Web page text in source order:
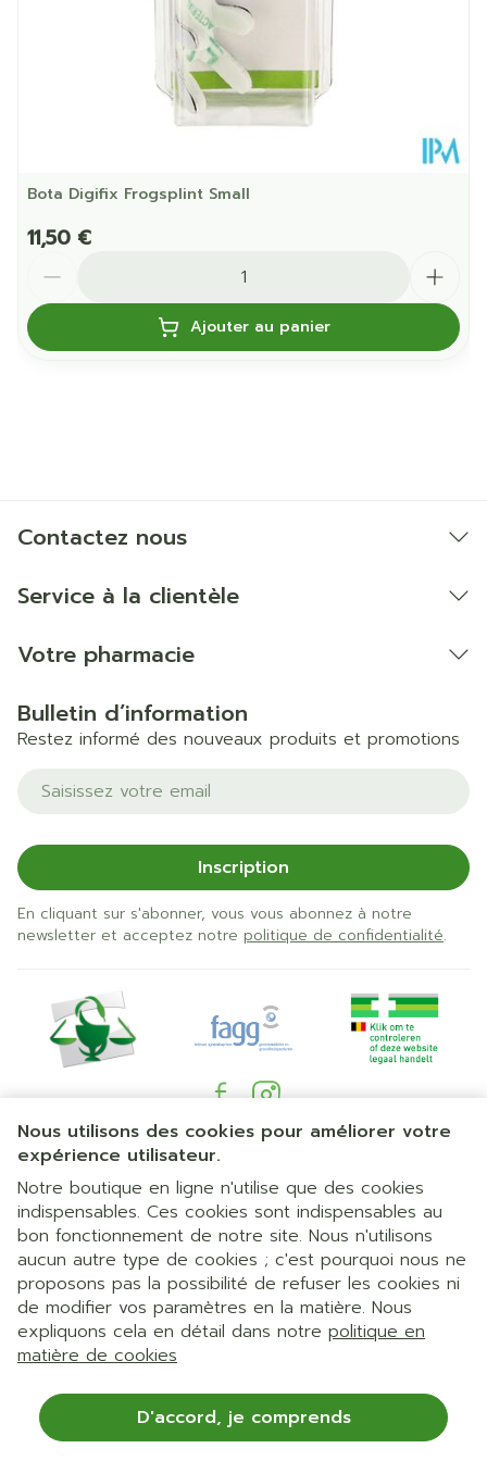
Nous utilisons des cookies pour améliorer votre
expérience utilisateur.
Notre boutique en ligne n'utilise que des cookies
indispensables. Ces cookies sont indispensables au
bon fonctionnement de notre site. Nous n'utilisons
aucun autre type de cookies ; c'est pourquoi nous ne
proposons pas la possibilité de refuser les cookies ni
de modifier vos paramètres en la matière. Nous
expliquons cela en détail dans notre politique en
matière de cookies
D'accord, je comprends
Bota Digifix Frogsplint Small
11,50 €
Ajouter au panier
Contactez nous
Service à la clientèle
Votre pharmacie
Bulletin d’information
Restez informé des nouveaux produits et promotions
Adresse mail
Inscription
En cliquant sur s'abonner, vous vous abonnez à notre
newsletter et acceptez notre politique de confidentialité.
Liens légaux